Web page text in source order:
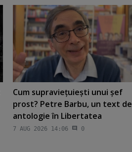
Cum supravieţuieşti unui şef
prost? Petre Barbu, un text de
antologie în Libertatea
7 AUG 2026 14:06 0